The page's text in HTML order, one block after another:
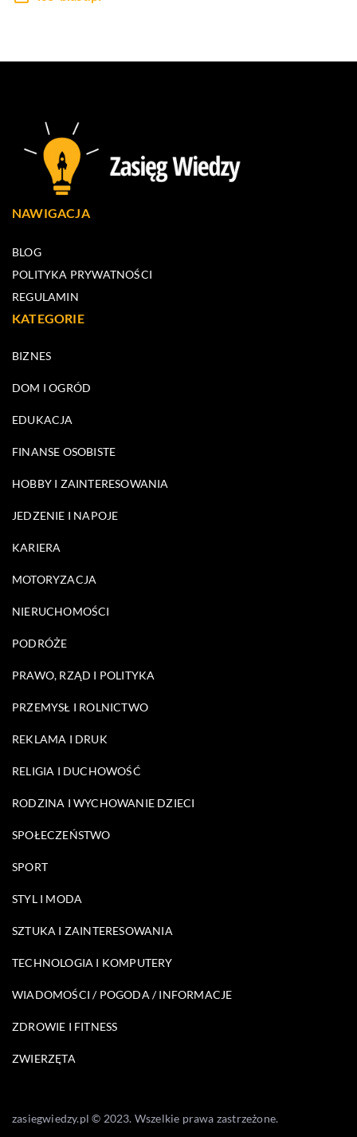
NAWIGACJA
BLOG
POLITYKA PRYWATNOŚCI
REGULAMIN
KATEGORIE
BIZNES
DOM I OGRÓD
EDUKACJA
FINANSE OSOBISTE
HOBBY I ZAINTERESOWANIA
JEDZENIE I NAPOJE
KARIERA
MOTORYZACJA
NIERUCHOMOŚCI
PODRÓŻE
PRAWO, RZĄD I POLITYKA
PRZEMYSŁ I ROLNICTWO
REKLAMA I DRUK
RELIGIA I DUCHOWOŚĆ
RODZINA I WYCHOWANIE DZIECI
SPOŁECZEŃSTWO
SPORT
STYL I MODA
SZTUKA I ZAINTERESOWANIA
TECHNOLOGIA I KOMPUTERY
WIADOMOŚCI / POGODA / INFORMACJE
ZDROWIE I FITNESS
ZWIERZĘTA
zasiegwiedzy.pl © 2023. Wszelkie prawa zastrzeżone.